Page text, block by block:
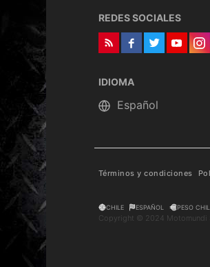
REDES SOCIALES
IDIOMA
Términos y condiciones
CHILE ESPAÑOL PESO
Copyright © 2024 Motomundi